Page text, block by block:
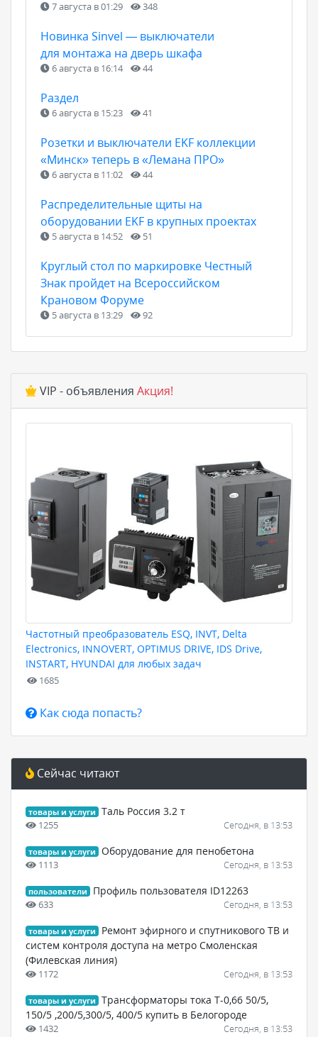
7 августа в 01:29 348
Новинка Sinvel — выключатели
для монтажа на дверь шкафа
6 августа в 16:14 44
Раздел
6 августа в 15:23 41
Розетки и выключатели EKF коллекции
«Минск» теперь в «Лемана ПРО»
6 августа в 11:02 44
Распределительные щиты на
оборудовании EKF в крупных проектах
5 августа в 14:52 51
Круглый стол по маркировке Честный
Знак пройдет на Всероссийском
Крановом Форуме
5 августа в 13:29 92
VIP - объявления Акция!
Частотный преобразователь ESQ, INVT, Delta
Electronics, INNOVERT, OPTIMUS DRIVE, IDS Drive,
INSTART, HYUNDAI для любых задач
1685
Как сюда попасть?
Сейчас читают
товары и услуги Таль Россия 3.2 т
1255 Сегодня, в 13:53
товары и услуги Оборудование для пенобетона
1113 Сегодня, в 13:53
пользователи Профиль пользователя ID12263
633 Сегодня, в 13:53
товары и услуги
Ремонт эфирного и спутникового ТВ и
систем контроля доступа на метро Смоленская
(Филевская линия)
1172 Сегодня, в 13:53
товары и услуги
Трансформаторы тока Т-0,66 50/5,
150/5 ,200/5,300/5, 400/5 купить в Белогороде
1432 Сегодня, в 13:53